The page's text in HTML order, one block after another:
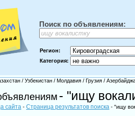
Поиск по объявлениям:
Регион:
Категория:
/ Узбекистан / Молдавия / Грузия /
- "ищу
сайта - Страница результатов поиска - "ищу